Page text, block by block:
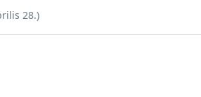
28.)